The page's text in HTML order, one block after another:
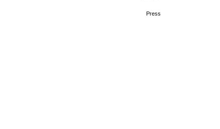
Press